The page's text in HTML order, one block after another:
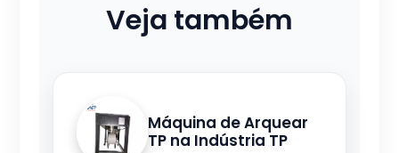
Veja também
Máquina de Arquear
TP na Indústria TP